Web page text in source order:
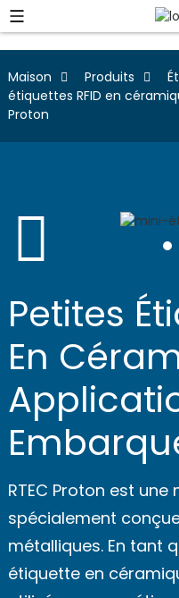
Maison Produits
étiquettes RFID en
Proton
Petites
En
RTEC Proton est
spécialement
métalliques. En tant
étiquette en